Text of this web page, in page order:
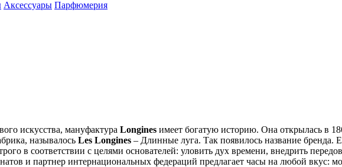
Аксессуары Парфюмерия
искусства, мануфактура Longines имеет богатую историю. Она открылась в
называлось Les Longines – Длинные луга. Так появилось название
в соответствии с целями основателей: уловить дух времени, внедрить
и партнер интернациональных федераций предлагает часы на любой вкус: